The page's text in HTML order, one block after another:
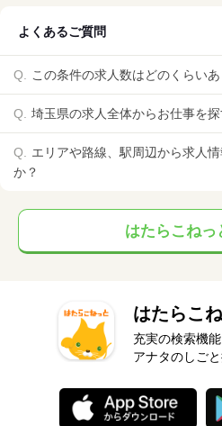
よくあるご質問
この条件の求人数はどのくらい
埼玉県の求人全体からお仕事を
エリアや路線、駅周辺から求人
か？
はたらこねっ
はたらこ
充実の検索機
アナタのしご